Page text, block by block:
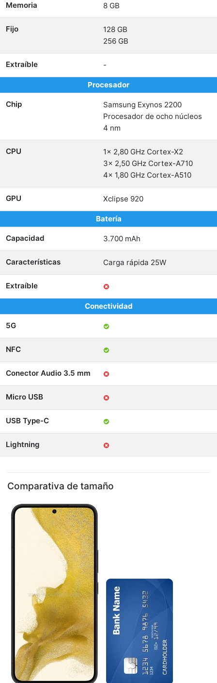
Memoria 8 GB
Fijo
128 GB
256 GB
Extraíble -
Procesador
Chip
Samsung Exynos 2200
Procesador de ocho núcleos
4 nm
CPU
1x 2,80 GHz Cortex-X2
3x 2,50 GHz Cortex-A710
4x 1,80 GHz Cortex-A510
GPU Xclipse 920
Batería
Capacidad 3.700 mAh
Características Carga rápida 25W
Extraíble
Conectividad
5G
NFC
Conector Audio 3.5 mm
Micro USB
USB Type-C
Lightning
Comparativa de tamaño